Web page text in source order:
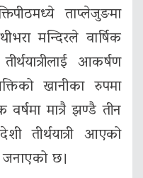
ताप्लेजुङमा
मन्दिरले वार्षिक
आकर्षण
खानीका रुपमा
मात्रै झण्डै तीन
तीर्थयात्री आएको
जनाएको छ।